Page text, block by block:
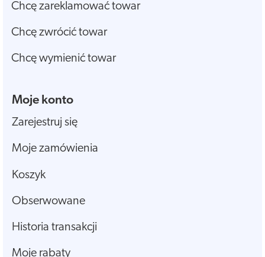
Chcę zareklamować towar
Chcę zwrócić towar
Chcę wymienić towar
Moje konto
Zarejestruj się
Moje zamówienia
Koszyk
Obserwowane
Historia transakcji
Moje rabaty